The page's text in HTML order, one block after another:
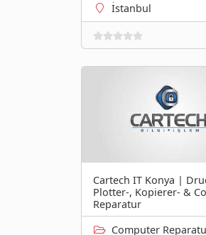
İstanbul
Cartech IT Konya |
Plotter-, Kopierer- &
Reparatur
Computer